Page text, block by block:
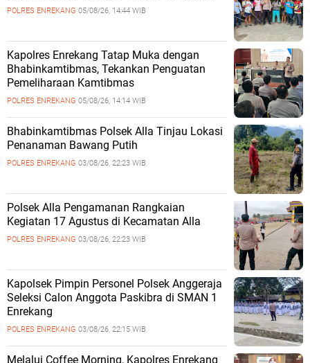
POLRES ENREKANG 05/08/26, 14:44 WIB
Kapolres Enrekang Tatap Muka dengan
Bhabinkamtibmas, Tekankan Penguatan
Pemeliharaan Kamtibmas
POLRES ENREKANG 05/08/26, 14:14 WIB
Bhabinkamtibmas Polsek Alla Tinjau Lokasi
Penanaman Bawang Putih
POLRES ENREKANG 03/08/26, 22:23 WIB
Polsek Alla Pengamanan Rangkaian
Kegiatan 17 Agustus di Kecamatan Alla
POLRES ENREKANG 03/08/26, 22:23 WIB
Kapolsek Pimpin Personel Polsek Anggeraja
Seleksi Calon Anggota Paskibra di SMAN 1
Enrekang
POLRES ENREKANG 03/08/26, 22:15 WIB
Melalui Coffee Morning, Kapolres Enrekang